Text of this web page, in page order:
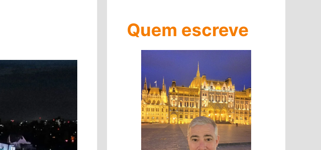
Quem escreve